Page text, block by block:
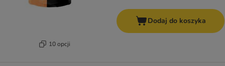
10 opcji
Dodaj do koszyka